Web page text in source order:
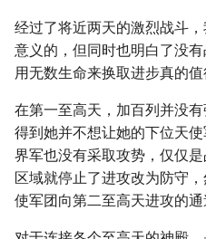
经过了将近两天的激烈战斗
意义的，但同时也明白了没
用无数生命来换取进步真的值
在第一至高天，加百列并没
得到她并不想让她的下位天
界军也没有采取攻势，仅仅
区域就停止了进攻改为防守
使军团向第二至高天进攻的通